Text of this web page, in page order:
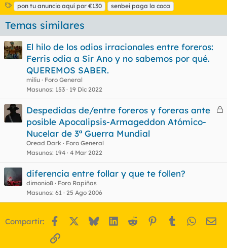
E
t
i
q
u
e
t
pon tu anuncio aquí por €130 senbei paga la coca
Temas similares
El hilo de los odios irracionales entre foreros:
Ferris odia a Sir Ano y no sabemos por qué.
QUEREMOS SABER.
miliu
Foro General
Masunos 153 19 Dic 2022
C
d
Despedidas de/entre foreros y foreras ante
posible Apocalipsis-Armageddon Atómico-
Nucelar de 3ª Guerra Mundial
Oread Dark
Foro General
Masunos 194 4 Mar 2022
diferencia entre follar y que te follen?
dimonio8
Foro Rapiñas
Masunos 61 25 Ago 2006
Compartir: Facebook BlueskyLinkedIn
Reddit Pinterest
Tumblr
Enlace